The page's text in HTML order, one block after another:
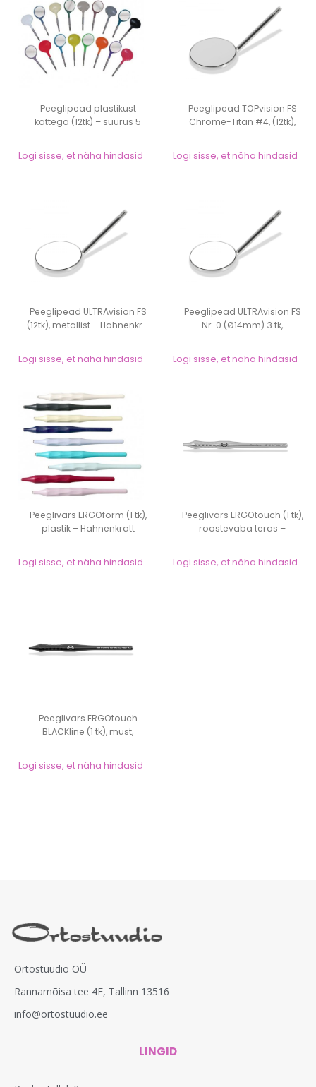
Peeglipead plastikust
kattega (12tk) – suurus 5
Logi sisse, et näha hindasid
Peeglipead TOPvision FS
Chrome-Titan #4, (12tk),
Logi sisse, et näha hindasid
Peeglipead ULTRAvision FS
(12tk), metallist – Hahnenkr...
Logi sisse, et näha hindasid
Peeglipead ULTRAvision FS
Nr. 0 (Ø14mm) 3 tk,
Logi sisse, et näha hindasid
Peeglivars ERGOform (1 tk),
plastik – Hahnenkratt
Logi sisse, et näha hindasid
Peeglivars ERGOtouch (1 tk),
roostevaba teras –
Logi sisse, et näha hindasid
Peeglivars ERGOtouch
BLACKline (1 tk), must,
Logi sisse, et näha hindasid
Ortostuudio OÜ
Rannamõisa tee 4F, Tallinn 13516
info@ortostuudio.ee
LINGID